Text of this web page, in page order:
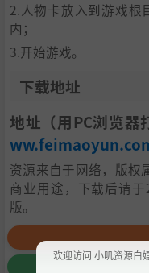
2.人物卡放入到游戏根
内；
3.开始游戏。
下载地址
地址（用PC浏览器
资源来自于网络，版权
商业用途，下载后请
版。
欢迎访问 小叽资源白